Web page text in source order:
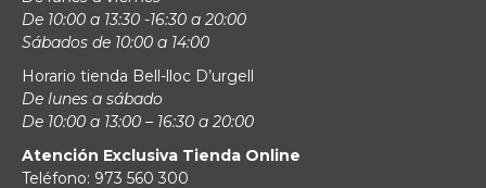
De 10:00 a 13:30 -16:30 a 20:00
Sábados de 10:00 a 14:00
Horario tienda Bell-lloc D’urgell
De lunes a sábado
De 10:00 a 13:00 – 16:30 a 20:00
Atención Exclusiva Tienda Online
Teléfono: 973 560 300